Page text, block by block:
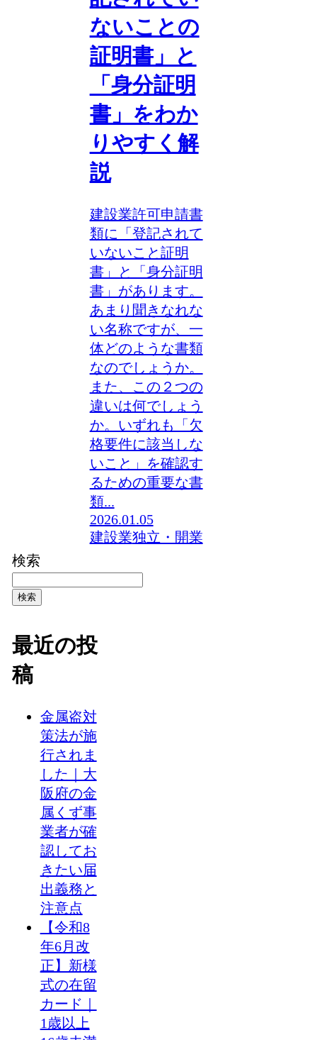
ないことの
証明書」と
「身分証明
書」をわか
りやすく解
説
建設業許可申請書
類に「登記されて
いないこと証明
書」と「身分証明
書」があります。
あまり聞きなれな
い名称ですが、一
体どのような書類
なのでしょうか。
また、この２つの
違いは何でしょう
か。いずれも「欠
格要件に該当しな
いこと」を確認す
るための重要な書
類...
2026.01.05
建設業独立・開業
検索
検索
最近の投
稿
金属盗対
策法が施
行されま
した｜大
阪府の金
属くず事
業者が確
認してお
きたい届
出義務と
注意点
【令和8
年6月改
正】新様
式の在留
カード｜
1歳以上